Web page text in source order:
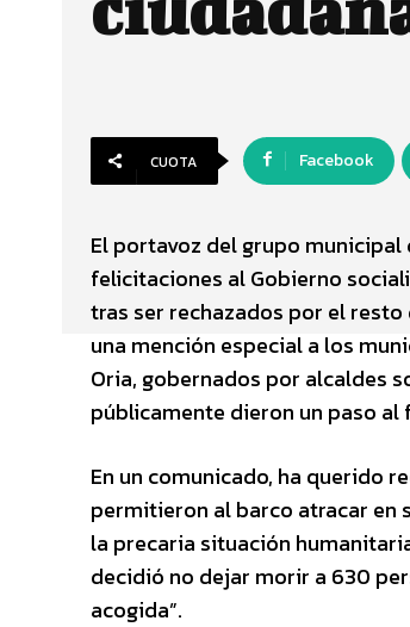
CUOTA Facebook
El portavoz del grupo municipal
felicitaciones al Gobierno
tras ser rechazados por el resto
una mención especial a los
Oria, gobernados por alcaldes
públicamente dieron un paso
En un comunicado, ha querido
permitieron al barco atracar en
la precaria situación
decidió no dejar morir a 630
acogida”.